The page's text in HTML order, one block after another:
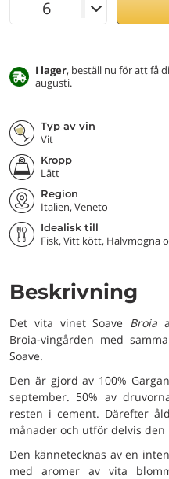
I lager, beställ nu för att få
augusti.
Typ av vin
Vit
Kropp
Lätt
Region
Italien, Veneto
Idealisk till
Fisk, Vitt kött, Halvmogna
Beskrivning
Det vita vinet Soave Broia
Broia-vingården med
Soave.
Den är gjord av 100%
september. 50% av
resten i cement. Därefter
månader och utför delvis
Den kännetecknas av en
med aromer av vita